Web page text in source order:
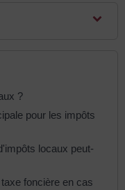
?
pour les impôts
locaux peut-
foncière en cas